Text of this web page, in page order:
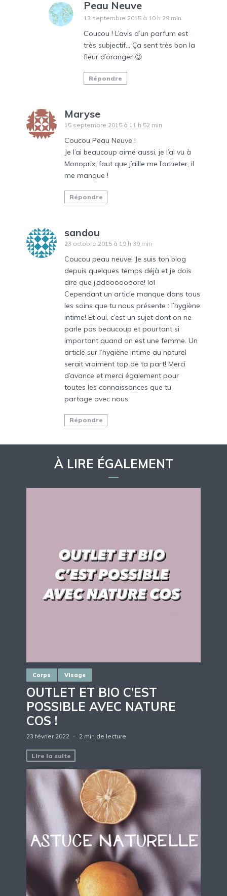
Peau Neuve
13 septembre 2015 à 10 h 29 min
Coucou ! L’avis d’un parfum est
très subjectif… Ça sent très bon la
fleur d’oranger 😉
Répondre
Maryse
15 septembre 2015 à 11 h 52 min
Coucou Peau Neuve !
Je l’ai beaucoup aimé aussi, je l’ai vu à
Monoprix, faut que j’aille me l’acheter, il
me manque !
Répondre
sandou
23 octobre 2015 à 19 h 39 min
Coucou peau neuve! Je suis ton blog
depuis quelques temps déjà et je dois
dire que j’adooooooore! lol
Cependant un article manque dans tous
les soins que tu nous présente : l’hygiène
intime! Et oui, c’est un sujet dont on ne
parle pas beaucoup et pourtant si
important quand on est une femme. Un
article sur l’hygiène intime au naturel
serait vraiment top de ta part! Merci
d’avance et merci également pour
toutes les connaissances que tu
partage avec nous.
Répondre
À LIRE ÉGALEMENT
Corps Visage
OUTLET ET BIO C’EST
POSSIBLE AVEC NATURE
COS !
23 février 2022 2 min de lecture
Lire la suite